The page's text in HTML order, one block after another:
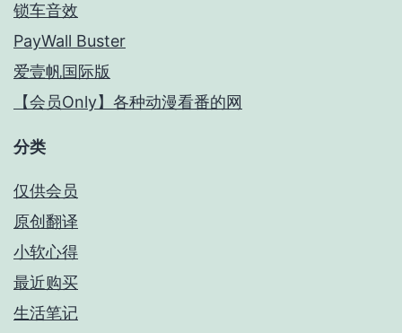
锁车音效
PayWall Buster
爱壹帆国际版
【会员Only】各种动漫看番的网
分类
仅供会员
原创翻译
小软心得
最近购买
生活笔记